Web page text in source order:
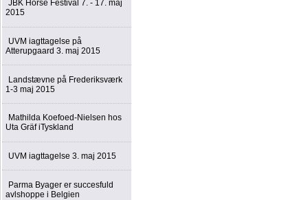
JBK Horse Festival 7. - 17. maj
2015
UVM iagttagelse på
Atterupgaard 3. maj 2015
Landstævne på Frederiksværk
1-3 maj 2015
Mathilda Koefoed-Nielsen hos
Uta Gräf iTyskland
UVM iagttagelse 3. maj 2015
Parma Byager er succesfuld
avlshoppe i Belgien